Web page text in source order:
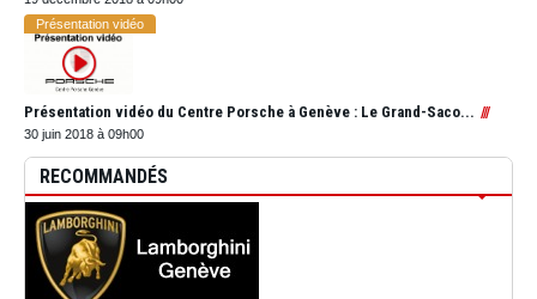
Présentation vidéo
Présentation vidéo du Centre Porsche à Genève : Le Grand-Saco...
30 juin 2018 à 09h00
RECOMMANDÉS